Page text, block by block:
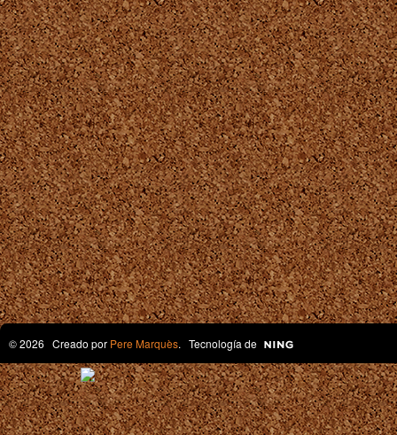
© 2026 Creado por Pere Marquès. Tecnología de